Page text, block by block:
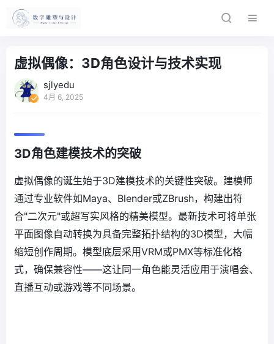
虚拟偶像：3D角色设计与技术实现
sjlyedu
4月 6, 2025
3D角色建模技术的突破
虚拟偶像的诞生始于3D建模技术的关键性突破。建模师
通过专业软件如Maya、Blender或ZBrush，构建出符
合"二次元"或超写实风格的精美模型。最新技术可将单张
平面图像自动转换为具备完整拓扑结构的3D模型，大幅
缩短创作周期。模型底层采用VRM或PMX等标准化格
式，确保兼容性——这让同一角色能灵活应用于演唱会、
直播互动或游戏等不同场景。